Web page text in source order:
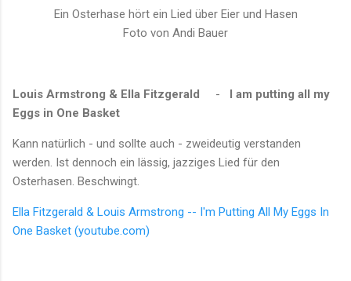
Ein Osterhase hört ein Lied über Eier und Hasen
Foto von Andi Bauer
Louis Armstrong & Ella Fitzgerald - I am putting all my
Eggs in One Basket
Kann natürlich - und sollte auch - zweideutig verstanden
werden. Ist dennoch ein lässig, jazziges Lied für den
Osterhasen. Beschwingt.
Ella Fitzgerald & Louis Armstrong -- I'm Putting All My Eggs In
One Basket (youtube.com)